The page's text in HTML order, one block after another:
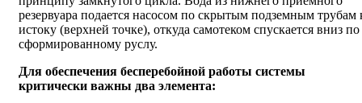
резервуара подается насосом по скрытым подземным трубам
истоку (верхней точке), откуда самотеком спускается вниз по
сформированному руслу.
Для обеспечения бесперебойной работы системы
критически важны два элемента: